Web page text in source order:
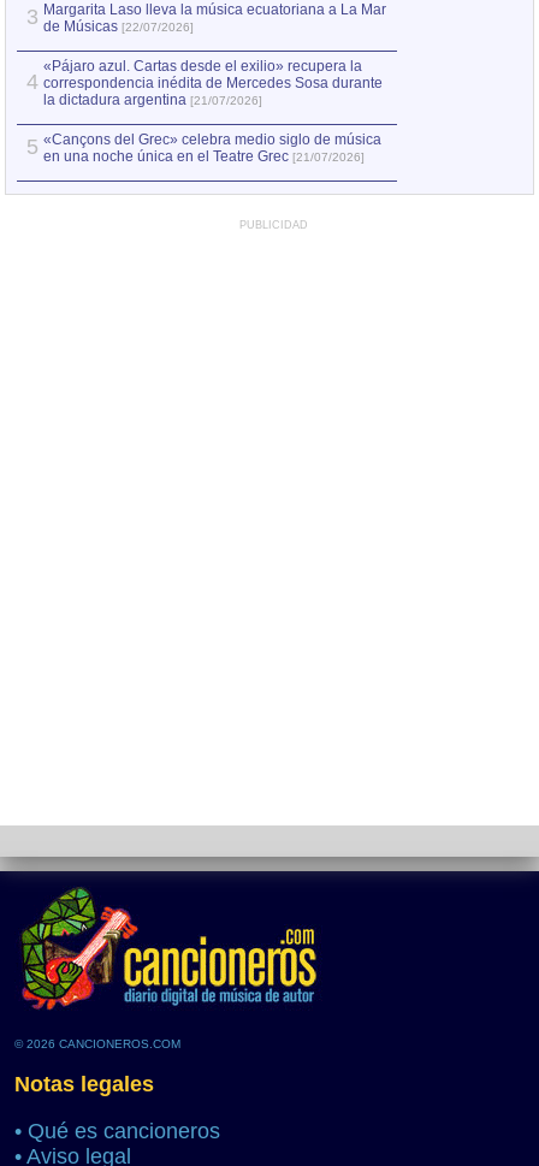
3 Margarita Laso lleva la música ecuatoriana a La Mar
de Músicas [22/07/2026]
4
«Pájaro azul. Cartas desde el exilio» recupera la
correspondencia inédita de Mercedes Sosa durante
la dictadura argentina [21/07/2026]
5 «Cançons del Grec» celebra medio siglo de música
en una noche única en el Teatre Grec [21/07/2026]
PUBLICIDAD
© 2026 CANCIONEROS.COM
Notas legales
• Qué es cancioneros
• Aviso legal